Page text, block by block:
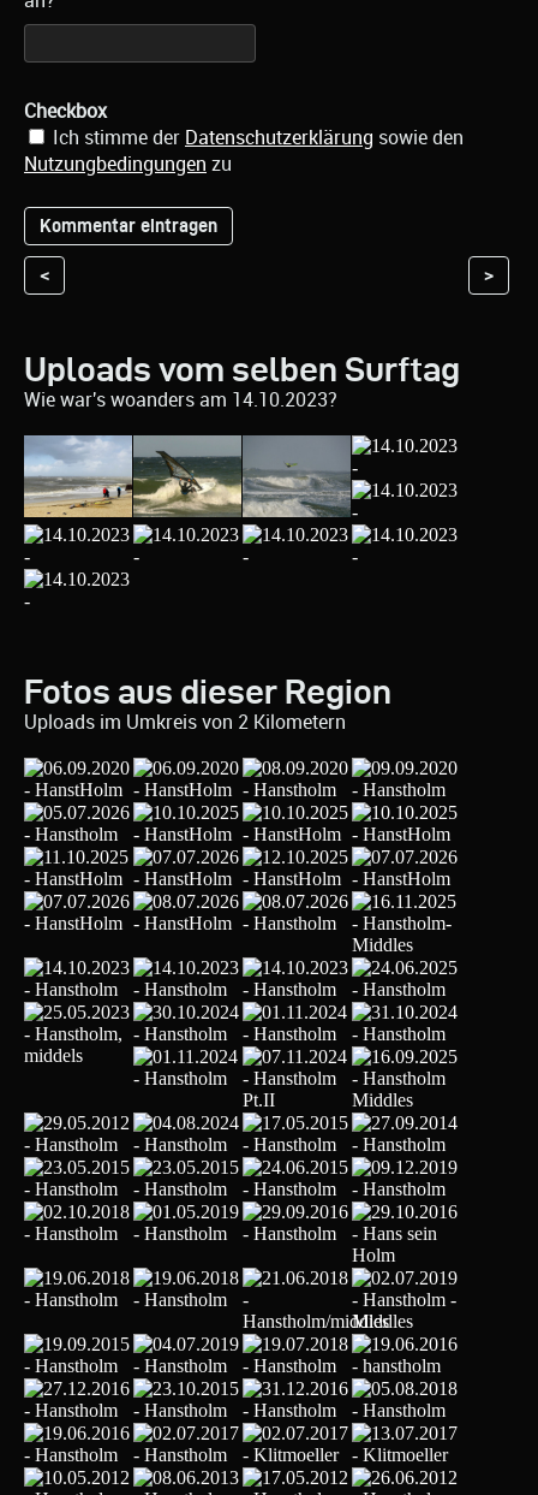
Checkbox
Ich stimme der Datenschutzerklärung sowie den
Nutzungbedingungen zu
< >
Uploads vom selben Surftag
Wie war's woanders am 14.10.2023?
Fotos aus dieser Region
Uploads im Umkreis von 2 Kilometern